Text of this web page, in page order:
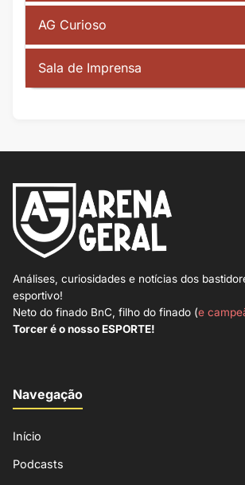
AG Curioso
Sala de Imprensa
Análises, curiosidades e notícias dos
esportivo!
Neto do finado BnC, filho do finado (e
Torcer é o nosso ESPORTE!
Navegação
Início
Podcasts